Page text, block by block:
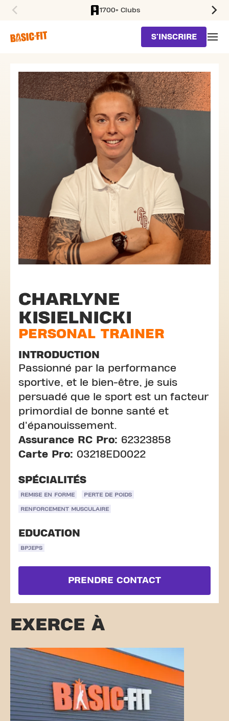
1700+ Clubs
S'INSCRIRE
CHARLYNE
KISIELNICKI
PERSONAL TRAINER
INTRODUCTION
Passionné par la performance
sportive, et le bien-être, je suis
persuadé que le sport est un facteur
primordial de bonne santé et
d'épanouissement.
Assurance RC Pro: 62323858
Carte Pro: 03218ED0022
SPÉCIALITÉS
REMISE EN FORME PERTE DE POIDS
RENFORCEMENT MUSCULAIRE
EDUCATION
BPJEPS
PRENDRE CONTACT
EXERCE À